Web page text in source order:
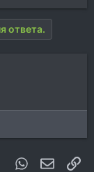
ответа.
Tumblr WhatsApp